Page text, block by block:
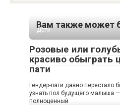
Вам также может
Дети
Розовые или
красиво обыграть
пати
Гендер-пати давно перестало
узнать пол будущего малыша
полноценный